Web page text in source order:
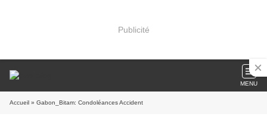
Publicité
MENU
Accueil » Gabon_Bitam: Condoléances Accident